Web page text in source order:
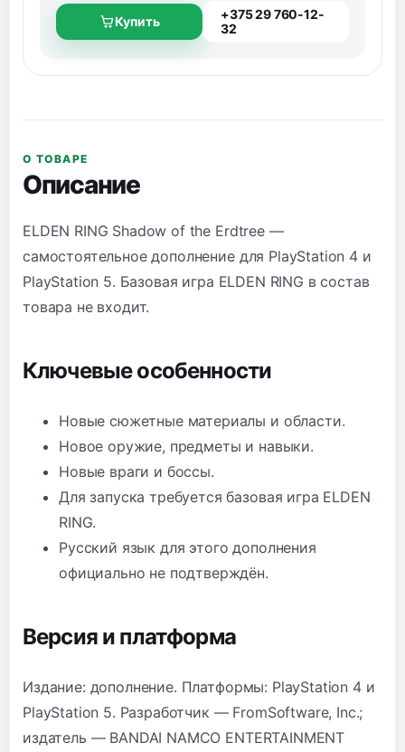
Купить
+375 29 760-12-
32
О ТОВАРЕ
Описание
ELDEN RING Shadow of the Erdtree —
самостоятельное дополнение для PlayStation 4 и
PlayStation 5. Базовая игра ELDEN RING в состав
товара не входит.
Ключевые особенности
Новые сюжетные материалы и области.
Новое оружие, предметы и навыки.
Новые враги и боссы.
Для запуска требуется базовая игра ELDEN
RING.
Русский язык для этого дополнения
официально не подтверждён.
Версия и платформа
Издание: дополнение. Платформы: PlayStation 4 и
PlayStation 5. Разработчик — FromSoftware, Inc.;
издатель — BANDAI NAMCO ENTERTAINMENT